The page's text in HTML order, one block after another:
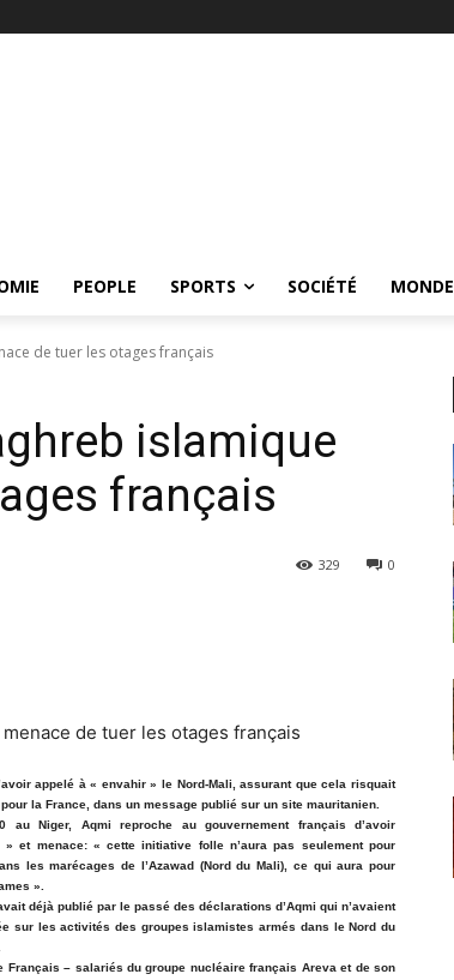
PEOPLE SPORTS SOCIÉTÉ MONDE
de tuer les otages français
islamique
français
0
329
appelé à « envahir » le Nord-Mali, assurant que cela risquait
la France, dans un message publié sur un site mauritanien.
Niger, Aqmi reproche au gouvernement français d’avoir
et menace: « cette initiative folle n’aura pas seulement pour
les marécages de l’Azawad (Nord du Mali), ce qui aura pour
».
déjà publié par le passé des déclarations d’Aqmi qui n’avaient
sur les activités des groupes islamistes armés dans le Nord du
– salariés du groupe nucléaire français Areva et de son